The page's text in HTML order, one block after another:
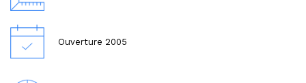
Ouverture 2005